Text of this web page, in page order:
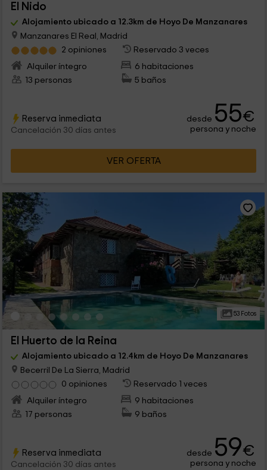
El Nido
Alojamiento ubicado a 12.3km de Hoyo De Manzanares
Manzanares El Real, Madrid
2 opiniones
Reservado 3 veces
Alquiler íntegro
6 habitaciones
13 personas
5 baños
Reserva inmediata
Cancelación 30 días antes
desde 55€
persona y noche
VER OFERTA
53 Fotos
El Huerto de la Reina
Alojamiento ubicado a 12.4km de Hoyo De Manzanares
Becerril De La Sierra, Madrid
0 opiniones
Reservado 1 veces
Alquiler íntegro
9 habitaciones
17 personas
9 baños
Reserva inmediata
Cancelación 30 días antes
desde 59€
persona y noche